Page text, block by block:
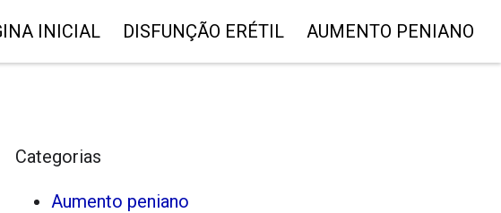
INICIAL DISFUNÇÃO ERÉTIL AUMENTO PENIANO
Categorias
Aumento peniano